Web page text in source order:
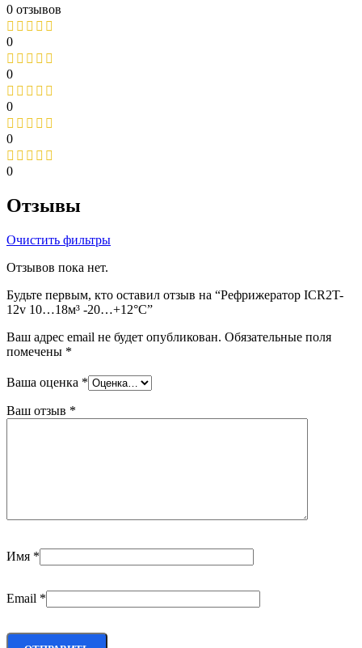
0 отзывов
0
0
0
0
0
Отзывы
Очистить фильтры
Отзывов пока нет.
Будьте первым, кто оставил отзыв на “Рефрижератор ICR2T-
12v 10…18м³ -20…+12°C”
Ваш адрес email не будет опубликован. Обязательные поля
помечены *
Ваша оценка *
Ваш отзыв *
Имя *
Email *